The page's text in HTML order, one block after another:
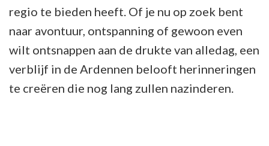
regio te bieden heeft. Of je nu op zoek bent
naar avontuur, ontspanning of gewoon even
wilt ontsnappen aan de drukte van alledag, een
verblijf in de Ardennen belooft herinneringen
te creëren die nog lang zullen nazinderen.